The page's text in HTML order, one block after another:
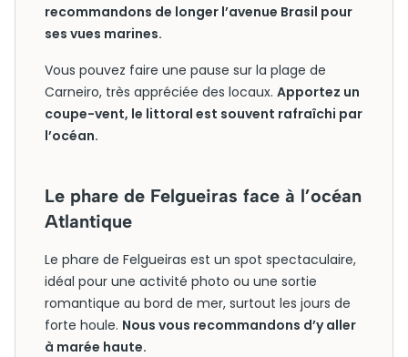
recommandons de longer l’avenue Brasil pour
ses vues marines.
Vous pouvez faire une pause sur la plage de
Carneiro, très appréciée des locaux. Apportez un
coupe-vent, le littoral est souvent rafraîchi par
l’océan.
Le phare de Felgueiras face à l’océan
Atlantique
Le phare de Felgueiras est un spot spectaculaire,
idéal pour une activité photo ou une sortie
romantique au bord de mer, surtout les jours de
forte houle. Nous vous recommandons d’y aller
à marée haute.